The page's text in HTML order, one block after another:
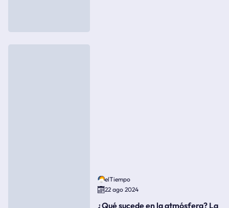
elTiempo
22 ago 2024
¿Qué sucede en la atmósfera? La